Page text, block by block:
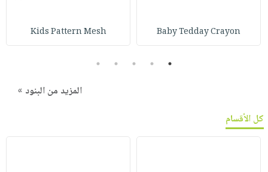
Baby Tedday Crayon
Kids Pattern Mesh
1
2
3
4
5
المزيد من البنود »
كل الأقسام